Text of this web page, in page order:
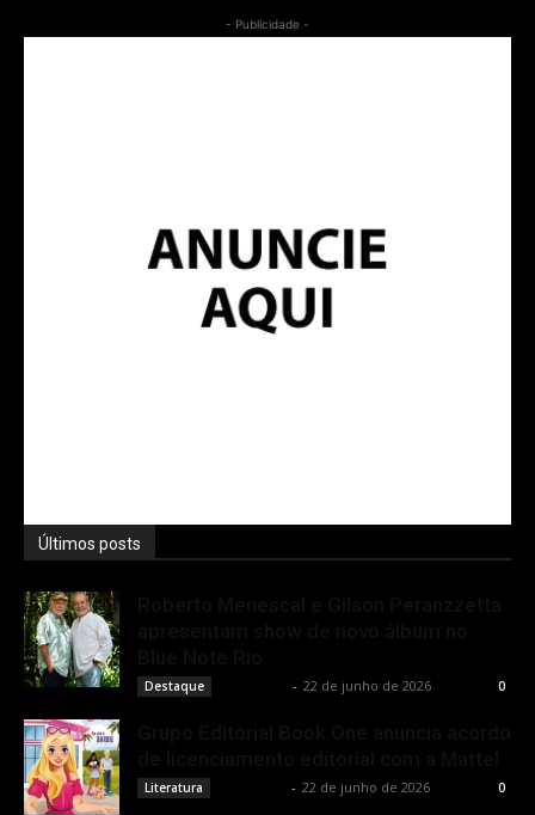
- Publicidade -
Últimos posts
Destaque - 22 de junho de 2026 0
Literatura - 22 de junho de 2026 0